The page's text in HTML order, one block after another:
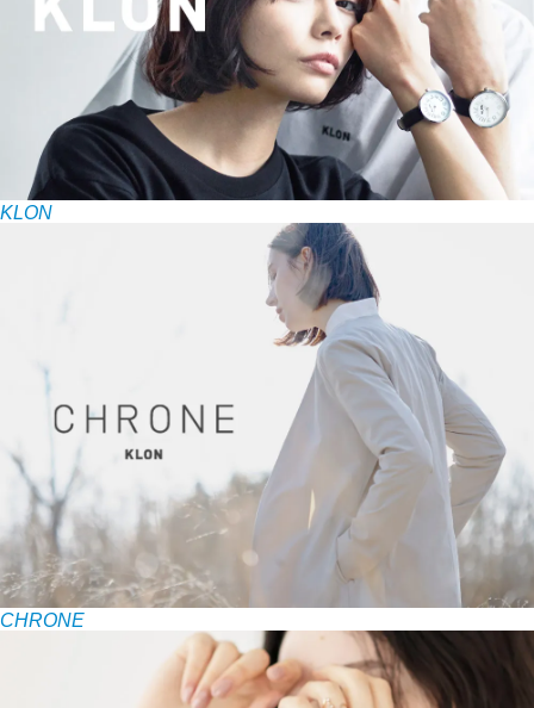
KLON
CHRONE